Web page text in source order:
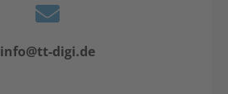
info@tt-digi.de